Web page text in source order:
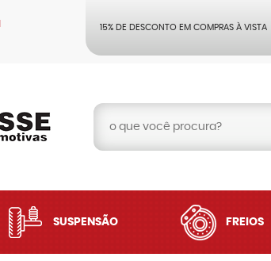
15% DE DESCONTO EM COMPRAS À VISTA
SUSPENSÃO FREIOS